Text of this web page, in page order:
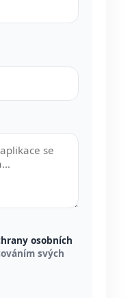
osobních
svých